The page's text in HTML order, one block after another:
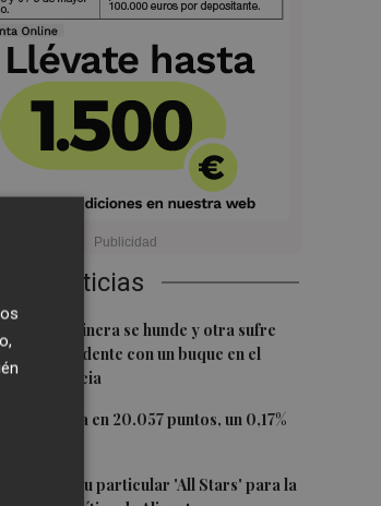
Noticias
clochinera se hunde y otra sufre
en un incidente con un buque en el
de Valencia
35 cierra en 20.057 puntos, un 0,17%
ultima su particular 'All Stars' para la